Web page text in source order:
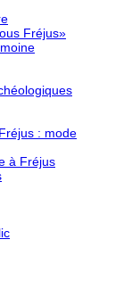
Fréjus»
: mode
à Fréjus